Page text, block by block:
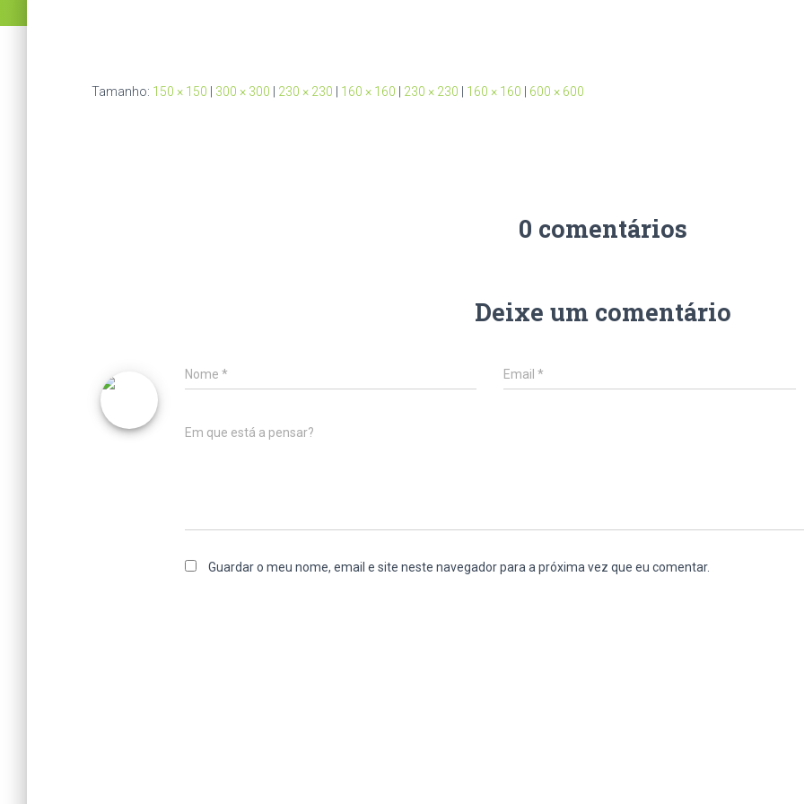
Tamanho: 150 × 150 300 × 300 230 × 230 160 × 160 230 × 230 160 × 160 600 × 600
0 comentários
Deixe um comentário
Nome * Email*
Em que está a pensar?
Guardar o meu nome, email e site neste navegador para a próxima vez que eu comentar.